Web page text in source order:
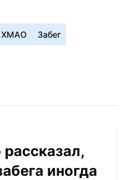
ХМАО Забег
иногда